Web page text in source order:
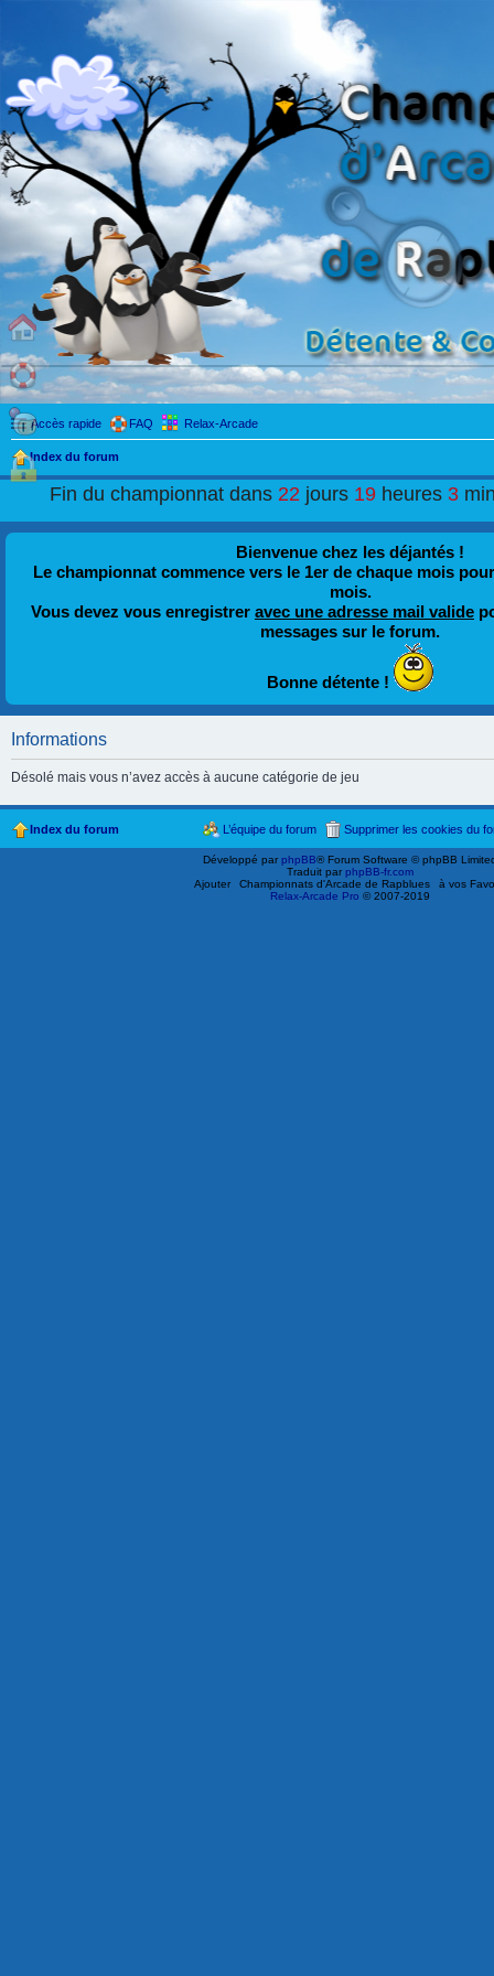
Accès rapide FAQ Relax-Arcade
Index du forum
Fin du championnat dans22 jours19 heures3
Bienvenue chez les déjantés !
Le championnat commence vers le 1er de chaque mois
mois.
Vous devez vous enregistrer avec une adresse mail valide
messages sur le forum.
Bonne détente !
Informations
Désolé mais vous n’avez accès à aucune catégorie de jeu
Index du forum Supprimer les cookies du
L’équipe du forum
Développé parphpBB® Forum Software © phpBB
Traduit parphpBB-fr.com
Ajouter
Championnats d'Arcade de Rapblues
à vos
Relax-Arcade Pro © 2007-2019